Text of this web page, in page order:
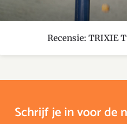
Recensie: TRIXIE
Schrijf je in voor de